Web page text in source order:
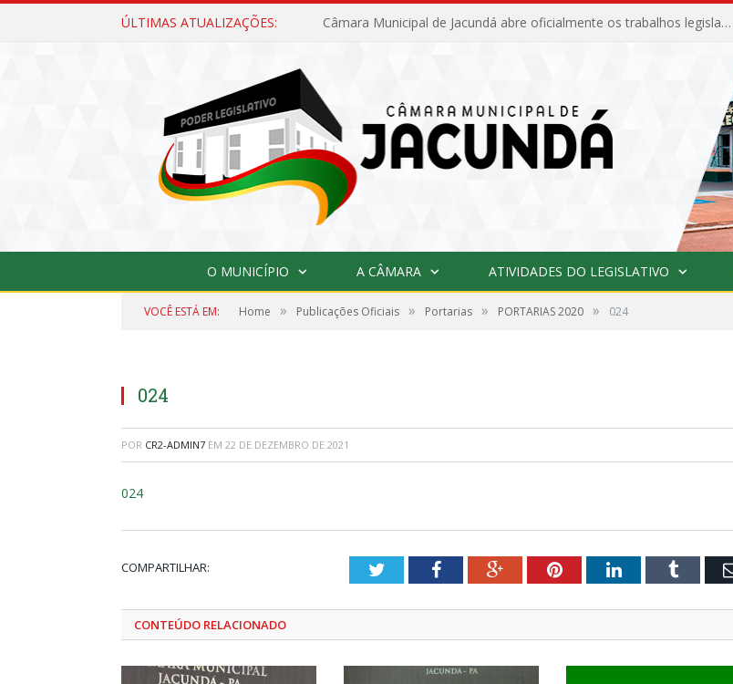
ÚLTIMAS ATUALIZAÇÕES: Câmara Municipal de Jacundá abre oficialmente os trabalhos legislativos de 2026
O MUNICÍPIO A CÂMARA ATIVIDADES DO LEGISLATIVO
VOCÊ ESTÁ EM: Home » Publicações Oficiais » Portarias » PORTARIAS 2020 » 024
024
POR CR2-ADMIN7 EM 22 DE DEZEMBRO DE 2021
024
COMPARTILHAR: TwitterFacebookGoogle+PinterestLinkedInTumblr
CONTEÚDO RELACIONADO